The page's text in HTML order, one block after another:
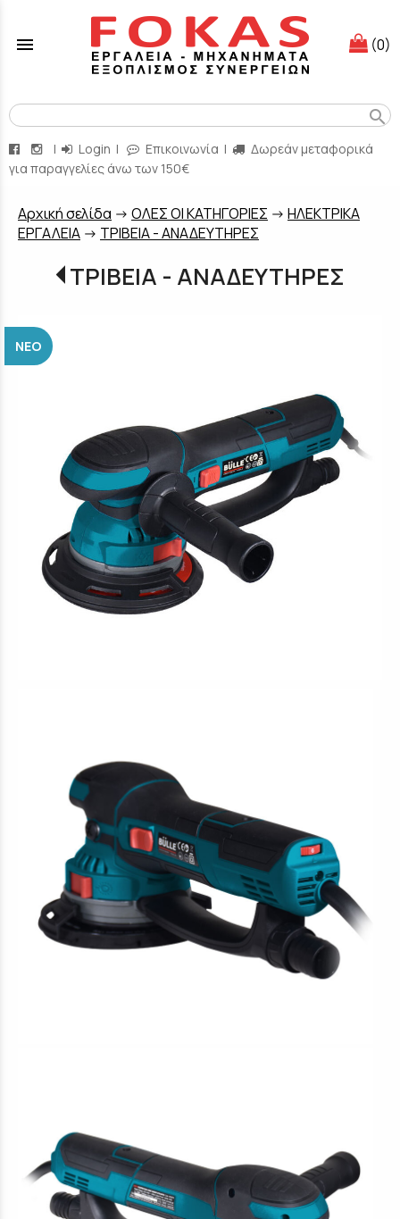
menu (0)
search
| Login | Επικοινωνία |
Δωρεάν μεταφορικά
για παραγγελίες άνω των 150€
Aρχική σελίδα -> ΟΛΕΣ ΟΙ ΚΑΤΗΓΟΡΙΕΣ -> ΗΛΕΚΤΡΙΚΑ
ΕΡΓΑΛΕΙΑ -> ΤΡΙΒΕΙΑ - ΑΝΑΔΕΥΤΗΡΕΣ
ΤΡΙΒΕΙΑ - ΑΝΑΔΕΥΤΗΡΕΣ
ΝΈΟ